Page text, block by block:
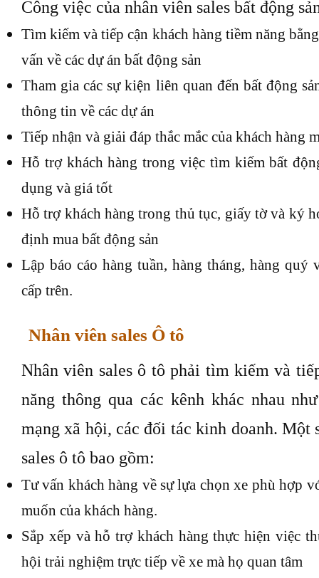
Công việc của nhân viên sales bất động
Tìm kiếm và tiếp cận khách hàng tiềm năng
vấn về các dự án bất động sản
Tham gia các sự kiện liên quan đến bất động
thông tin về các dự án
Tiếp nhận và giải đáp thắc mắc của khách hàng
Hỗ trợ khách hàng trong việc tìm kiếm bất
dụng và giá tốt
Hỗ trợ khách hàng trong thủ tục, giấy tờ và ký
định mua bất động sản
Lập báo cáo hàng tuần, hàng tháng, hàng quý
cấp trên.
Nhân viên sales Ô tô
Nhân viên sales ô tô phải tìm kiếm và
năng thông qua các kênh khác nhau
mạng xã hội, các đối tác kinh doanh. Một
sales ô tô bao gồm:
Tư vấn khách hàng về sự lựa chọn xe phù hợp
muốn của khách hàng.
Sắp xếp và hỗ trợ khách hàng thực hiện việc
hội trải nghiệm trực tiếp về xe mà họ quan tâm